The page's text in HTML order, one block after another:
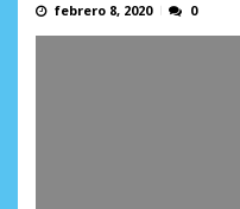
febrero 8, 2020 0